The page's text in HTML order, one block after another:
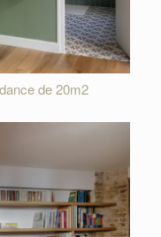
de 20m2